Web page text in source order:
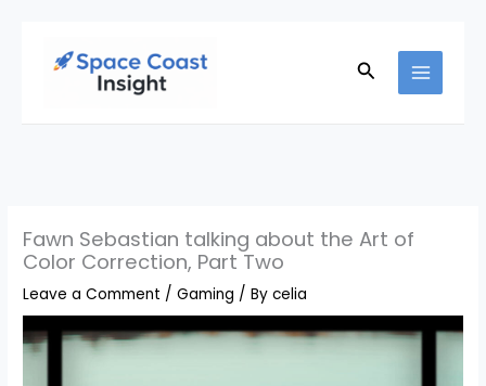
Search
Fawn Sebastian talking about the Art of
Color Correction, Part Two
Leave a Comment /Gaming / Bycelia